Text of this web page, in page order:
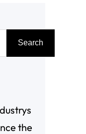
Search
the